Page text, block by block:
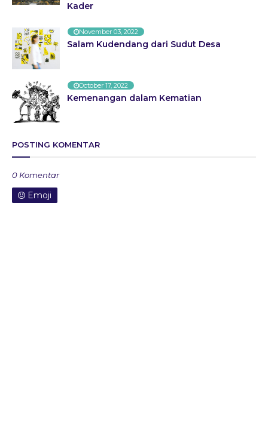
Kader
November 03, 2022
Salam Kudendang dari Sudut Desa
October 17, 2022
Kemenangan dalam Kematian
POSTING KOMENTAR
0 Komentar
Emoji